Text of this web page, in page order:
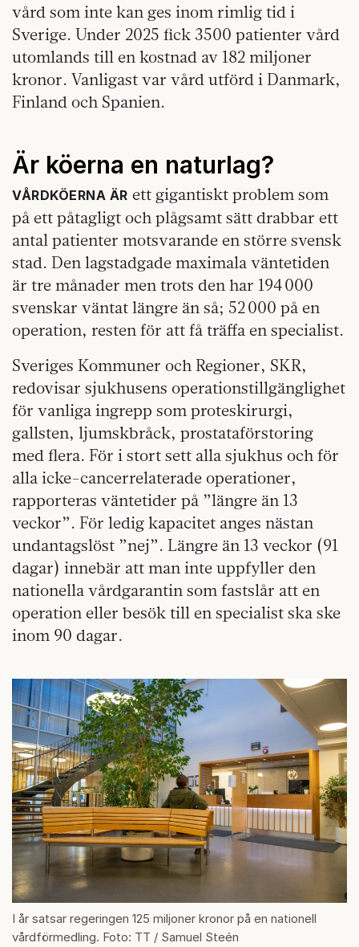
vård som inte kan ges inom rimlig tid i
Sverige. Under 2025 fick 3500 patienter vård
utomlands till en kostnad av 182 miljoner
kronor. Vanligast var vård utförd i Danmark,
Finland och Spanien.
Är köerna en naturlag?
VÅRDKÖERNA ÄR ett gigantiskt problem som
på ett påtagligt och plågsamt sätt drabbar ett
antal patienter motsvarande en större svensk
stad. Den lagstadgade maximala väntetiden
är tre månader men trots den har 194 000
svenskar väntat längre än så; 52 000 på en
operation, resten för att få träffa en specialist.
Sveriges Kommuner och Regioner, SKR,
redovisar sjukhusens operationstillgänglighet
för vanliga ingrepp som proteskirurgi,
gallsten, ljumskbråck, prostataförstoring
med flera. För i stort sett alla sjukhus och för
alla icke-cancerrelaterade operationer,
rapporteras väntetider på ”längre än 13
veckor”. För ledig kapacitet anges nästan
undantagslöst ”nej”. Längre än 13 veckor (91
dagar) innebär att man inte uppfyller den
nationella vårdgarantin som fastslår att en
operation eller besök till en specialist ska ske
inom 90 dagar.
I år satsar regeringen 125 miljoner kronor på en nationell
vårdförmedling. Foto: TT / Samuel Steén